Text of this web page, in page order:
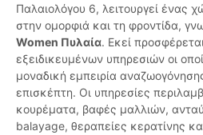
Παλαιολόγου 6, λειτουργεί ένας
στην ομορφιά και τη φροντίδα,
Women Πυλαία. Εκεί
εξειδικευμένων υπηρεσιών οι
μοναδική εμπειρία
επισκέπτη. Οι υπηρεσίες
κουρέματα, βαφές μαλλιών,
balayage, θεραπείες κερατίνης